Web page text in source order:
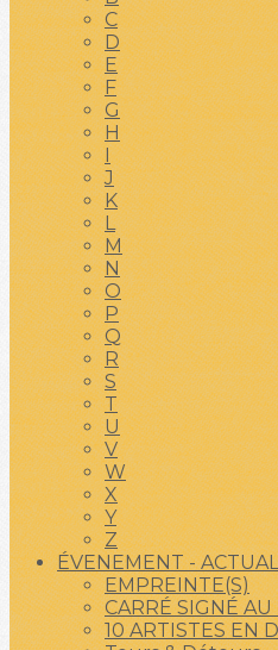
C
D
E
F
G
H
I
J
K
L
M
N
O
P
Q
R
S
T
U
V
W
X
Y
Z
ÉVENEMENT -
EMPREINTE(S)
CARRÉ SIGNÉ
10 ARTISTES EN